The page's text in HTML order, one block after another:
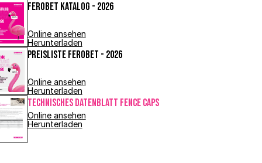
FEROBET Katalog - 2026
Online ansehen
Herunterladen
Preisliste FEROBET - 2026
Online ansehen
Herunterladen
Technisches Datenblatt FENCE CAPS
Online ansehen
Herunterladen